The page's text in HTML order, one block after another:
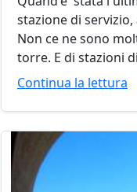
stazione di
Non ce ne sono
torre. E di stazioni
Continua la lettura